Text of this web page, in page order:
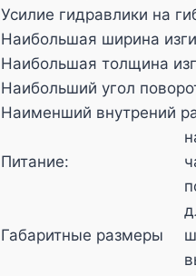
Усилие гидравлики на
Наибольшая ширина
Наибольшая толщина
Наибольший угол
Наименший внутрений
Питание:
Габаритные размеры